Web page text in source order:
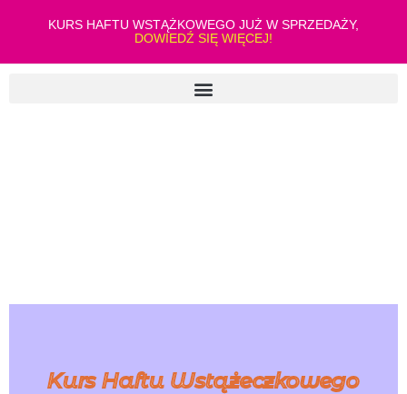
KURS HAFTU WSTĄŻKOWEGO JUŻ W SPRZEDAŻY,
DOWIEDŹ SIĘ WIĘCEJ!
Kurs Haftu Wstążeczkowego